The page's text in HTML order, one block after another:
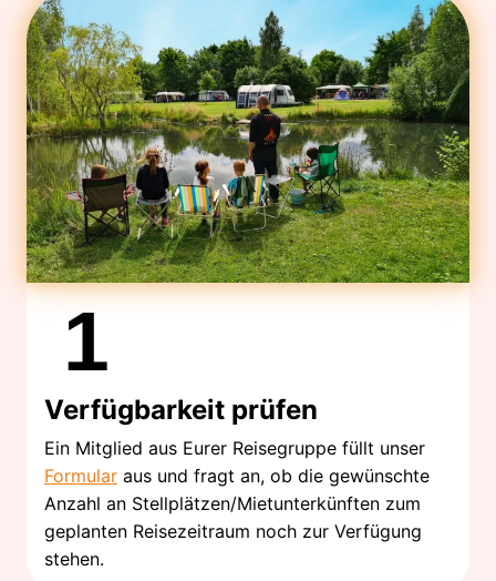
1
Verfügbarkeit prüfen
Ein Mitglied aus Eurer Reisegruppe füllt unser
Formular aus und fragt an, ob die gewünschte
Anzahl an Stellplätzen/Mietunterkünften zum
geplanten Reisezeitraum noch zur Verfügung
stehen.